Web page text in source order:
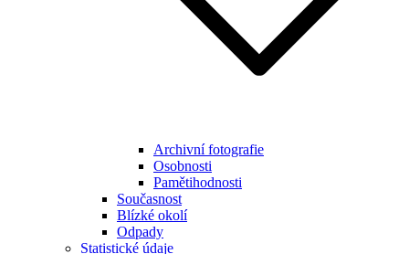
Archivní fotografie
Osobnosti
Pamětihodnosti
Současnost
Blízké okolí
Odpady
Statistické údaje